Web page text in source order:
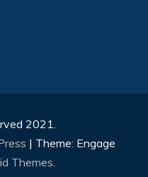
2021.
| Theme: Engage
Themes.